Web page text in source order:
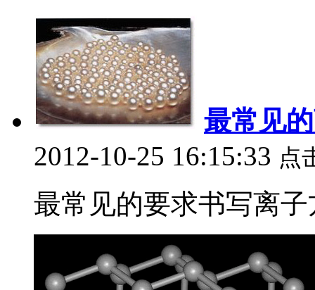
最常见
2012-10-25 16:15:33 点
最常见的要求书写离